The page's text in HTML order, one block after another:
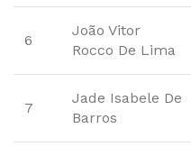
6
João Vitor
Rocco De Lima
7
Jade Isabele De
Barros